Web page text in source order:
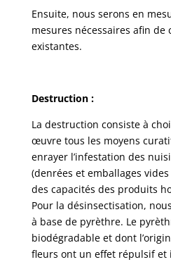
Ensuite, nous serons en
mesures nécessaires afin
existantes.
Destruction :
La destruction consiste à
œuvre tous les moyens
enrayer l’infestation des
(denrées et emballages
des capacités des produits
Pour la désinsectisation,
à base de pyrèthre. Le
biodégradable et dont
fleurs ont un effet répulsif et